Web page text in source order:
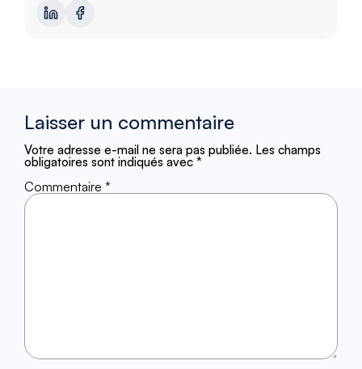
Laisser un commentaire
Votre adresse e-mail ne sera pas publiée. Les champs
obligatoires sont indiqués avec *
Commentaire *